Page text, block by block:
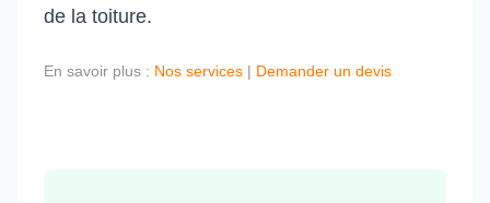
de la toiture.
En savoir plus : Nos services | Demander un devis